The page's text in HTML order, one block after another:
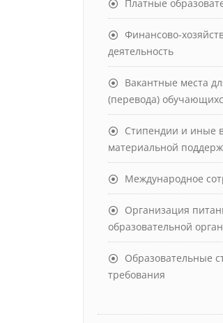
Платные
Финансово-
деятельность
Вакантные места
(перевода)
Стипендии и иные
материальной
Международное
Организация
образовательной
Образовательные
требования